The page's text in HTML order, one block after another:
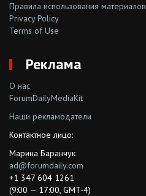
Правила использования материалов
Privacy Policy
Terms of Use
Реклама
О нас
ForumDailyMediaKit
Наши рекламодатели
Контактное лицо:
Марина Баранчук
ad@forumdaily.com
+1 347 604 1261
(9:00 — 17:00, GMT-4)